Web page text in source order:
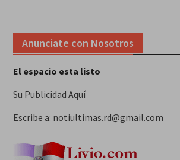
Anunciate con Nosotros
El espacio esta listo
Su Publicidad Aquí
Escribe a: notiultimas.rd@gmail.com